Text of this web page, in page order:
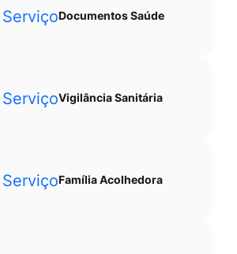
Documentos Saúde
Vigilância Sanitária
Família Acolhedora